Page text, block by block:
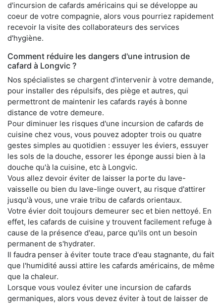
d'incursion de cafards américains qui se développe au
coeur de votre compagnie, alors vous pourriez rapidement
recevoir la visite des collaborateurs des services
d'hygiène.
Comment réduire les dangers d'une intrusion de
cafard à Longvic ?
Nos spécialistes se chargent d'intervenir à votre demande,
pour installer des répulsifs, des piège et autres, qui
permettront de maintenir les cafards rayés à bonne
distance de votre demeure.
Pour diminuer les risques d'une incursion de cafards de
cuisine chez vous, vous pouvez adopter trois ou quatre
gestes simples au quotidien : essuyer les éviers, essuyer
les sols de la douche, essorer les éponge aussi bien à la
douche qu'à la cuisine, etc à Longvic.
Vous allez devoir éviter de laisser la porte du lave-
vaisselle ou bien du lave-linge ouvert, au risque d'attirer
jusqu'à vous, une vraie tribu de cafards orientaux.
Votre évier doit toujours demeurer sec et bien nettoyé. En
effet, les cafards de cuisine y trouvent facilement refuge à
cause de la présence d'eau, parce qu'ils ont un besoin
permanent de s'hydrater.
Il faudra penser à éviter toute trace d'eau stagnante, du fait
que l'humidité aussi attire les cafards américains, de même
que la chaleur.
Lorsque vous voulez éviter une incursion de cafards
germaniques, alors vous devez éviter à tout de laisser de